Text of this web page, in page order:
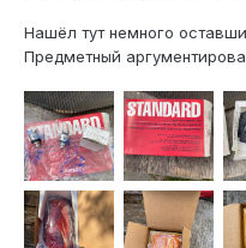
Нашёл тут немного
Предметный
caprice 5,7 не
прокладок для TB...